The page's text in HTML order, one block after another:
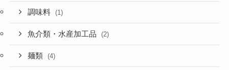
調味料 (1)
魚介類・水産加工品 (2)
麺類 (4)